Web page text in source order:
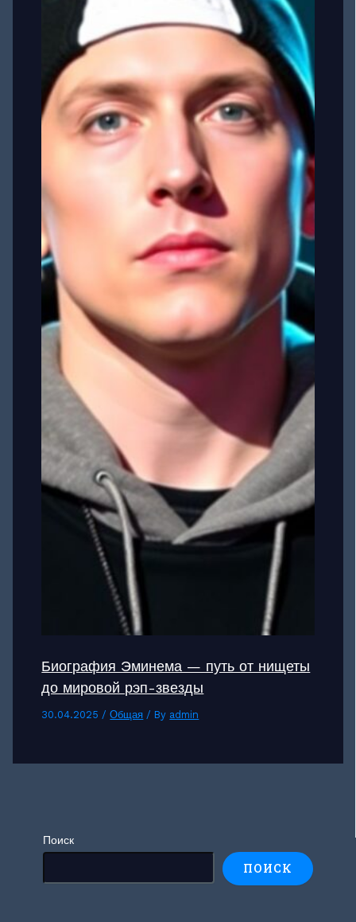
Биография Эминема — путь от нищеты
до мировой рэп-звезды
30.04.2025/Общая / By admin
Поиск
ПОИСК